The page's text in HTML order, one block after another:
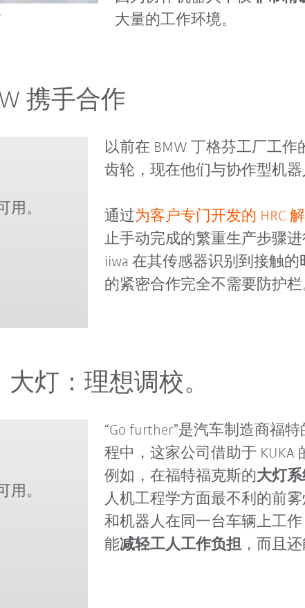
大量的工作环境。
携手合作
以前在 BMW 丁格芬工厂工
齿轮，现在他们与协作型机器
通过为客户专门开发的 HRC
止手动完成的繁重生产步骤
iiwa 在其传感器识别到接触
的紧密合作完全不需要防护栏
用。
灯：理想调校。
“Go further”是汽车制造商福
程中，这家公司借助于 KUKA
例如，在福特福克斯的大灯
人机工程学方面最不利的前
和机器人在同一台车辆上工
能减轻工人工作负担，而且
用。